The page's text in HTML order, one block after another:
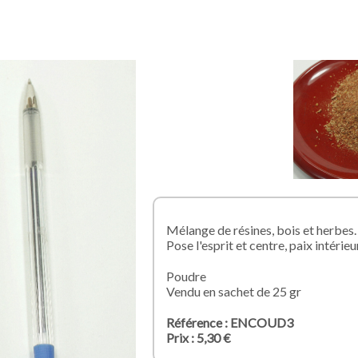
Mélange de résines, bois et herbes.
Pose l'esprit et centre, paix
Poudre
Vendu en sachet de 25 gr
Référence : ENCOUD3
Prix : 5,30 €